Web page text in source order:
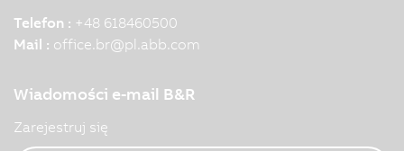
Telefon : +48 618460500
Mail : office.br@pl.abb.com
Wiadomości e-mail B&R
Zarejestruj się